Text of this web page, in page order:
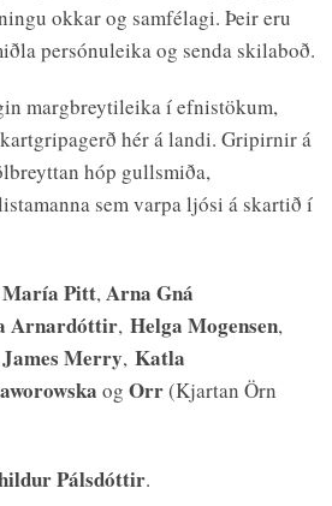
okkar og samfélagi. Þeir eru
persónuleika og senda skilaboð.
margbreytileika í efnistökum,
hér á landi. Gripirnir á
hóp gullsmiða,
sem varpa ljósi á skartið í
María Pitt,Arna Gná
Arnardóttir, Helga Mogensen,
James Merry, Katla
og Orr(Kjartan Örn
Pálsdóttir.